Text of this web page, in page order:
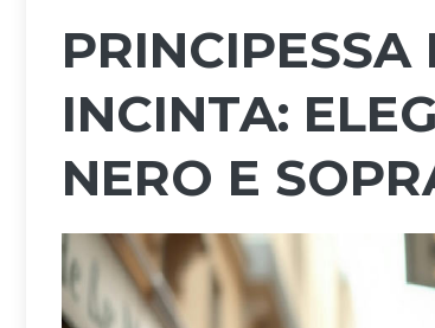
PRINCIPESSA
INCINTA:
NERO E